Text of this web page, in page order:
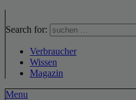
Search for:
Verbraucher
Wissen
Magazin
Menu